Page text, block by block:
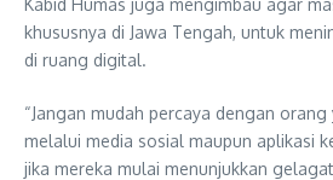
khususnya di Jawa Tengah, untuk
di ruang digital.
“Jangan mudah percaya dengan
melalui media sosial maupun aplikasi
jika mereka mulai menunjukkan